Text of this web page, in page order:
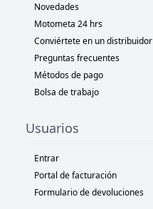
Novedades
Motometa 24 hrs
Conviértete en un distribuidor
Preguntas frecuentes
Métodos de pago
Bolsa de trabajo
Usuarios
Entrar
Portal de facturación
Formulario de devoluciones